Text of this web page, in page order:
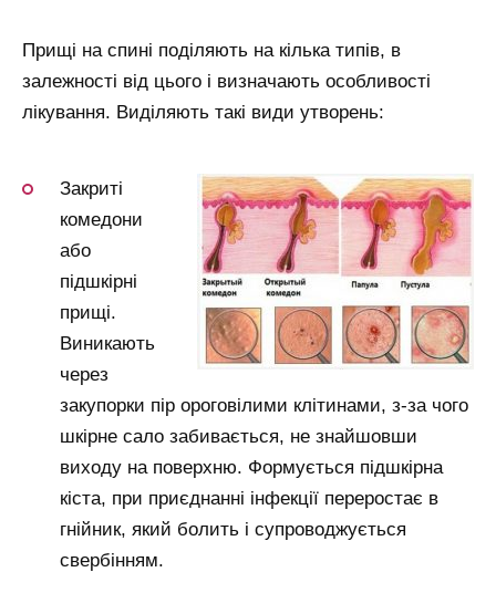
Прищі на спині поділяють на кілька типів, в
залежності від цього і визначають особливості
лікування. Виділяють такі види утворень:
Закриті
комедони
або
підшкірні
прищі.
Виникають
через
закупорки пір ороговілими клітинами, з-за чого
шкірне сало забивається, не знайшовши
виходу на поверхню. Формується підшкірна
кіста, при приєднанні інфекції переростає в
гнійник, який болить і супроводжується
свербінням.